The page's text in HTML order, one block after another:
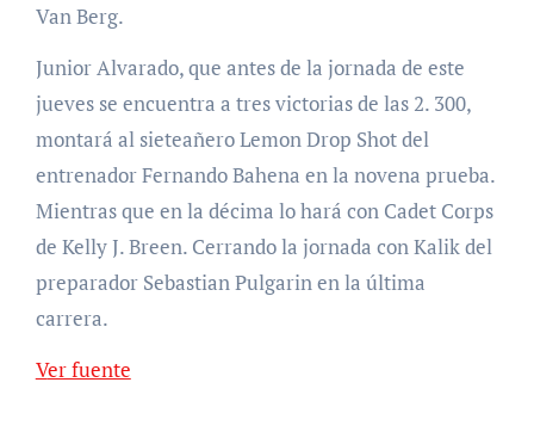
Van Berg.
Junior Alvarado, que antes de la jornada de este
jueves se encuentra a tres victorias de las 2. 300,
montará al sieteañero Lemon Drop Shot del
entrenador Fernando Bahena en la novena prueba.
Mientras que en la décima lo hará con Cadet Corps
de Kelly J. Breen. Cerrando la jornada con Kalik del
preparador Sebastian Pulgarin en la última
carrera.
Ver fuente